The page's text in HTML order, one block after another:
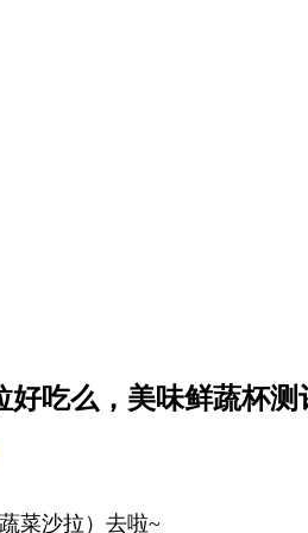
好吃么，美味鲜蔬杯测
菜沙拉）去啦~